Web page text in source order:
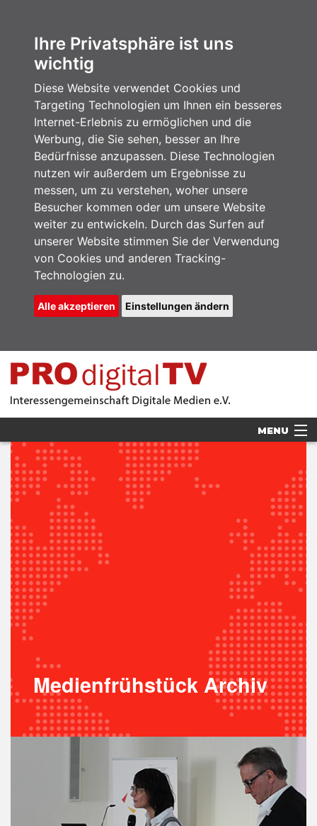
Ihre Privatsphäre ist uns
wichtig
Diese Website verwendet Cookies und
Targeting Technologien um Ihnen ein besseres
Internet-Erlebnis zu ermöglichen und die
Werbung, die Sie sehen, besser an Ihre
Bedürfnisse anzupassen. Diese Technologien
nutzen wir außerdem um Ergebnisse zu
messen, um zu verstehen, woher unsere
Besucher kommen oder um unsere Website
weiter zu entwickeln. Durch das Surfen auf
unserer Website stimmen Sie der Verwendung
von Cookies und anderen Tracking-
Technologien zu.
Alle akzeptieren Einstellungen ändern
MENU
AKTUELLES
MITGLIEDER
VERANSTALTUNGEN
VORSTAND
PRESSE
SPONSOREN & PARTNER
LOGIN
Medienfrühstück Archiv